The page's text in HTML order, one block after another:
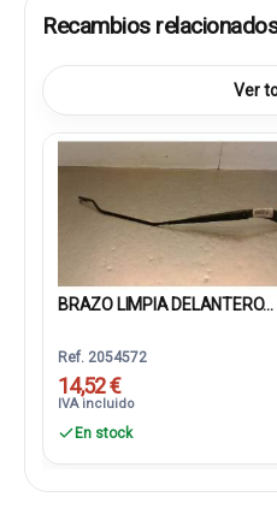
Recambios
Ver
BRAZO LIMPIA DELANTERO...
Ref. 2054572
14,52 €
IVA incluido
En stock